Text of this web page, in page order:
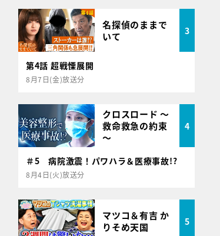
名探偵のままで
いて
3
第4話 超戦慄展開
8月7日(金)放送分
クロスロード ～
救命救急の約束
～
4
＃5 病院激震！パワハラ＆医療事故!?
8月4日(火)放送分
マツコ＆有吉 か
りそめ天国
5